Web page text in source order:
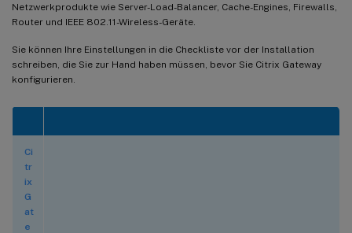
Netzwerkprodukte wie Server-Load-Balancer, Cache-Engines, Firewalls,
Router und IEEE 802.11-Wireless-Geräte.
Sie können Ihre Einstellungen in die Checkliste vor der Installation
schreiben, die Sie zur Hand haben müssen, bevor Sie Citrix Gateway
konfigurieren.
Ci
tr
ix
G
at
e